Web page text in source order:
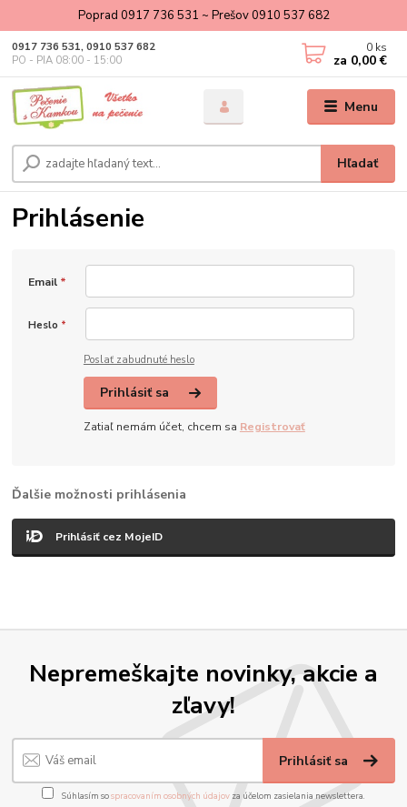
Poprad 0917 736 531 ~ Prešov 0910 537 682
Menu
Hľadať
0917 736 531, 0910 537 682
PO - PIA 08:00 - 15:00
0 ks
za 0,00 €
Prihlásenie
Email *
Heslo *
Poslať zabudnuté heslo
Prihlásiť sa
Zatiaľ nemám účet, chcem sa Registrovať
Ďalšie možnosti prihlásenia
Prihlásiť cez MojeID
Nepremeškajte novinky, akcie a
zľavy!
Prihlásiť sa
Súhlasím sospracovaním osobných údajov za účelom zasielania newslettera.